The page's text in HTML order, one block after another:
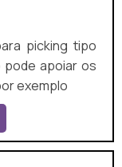
picking tipo
pode apoiar os
exemplo